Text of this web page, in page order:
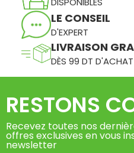
LE CONSEIL
D'EXPERT
LIVRAISON
DÈS 99 DT D'ACHAT
RESTONS
Recevez toutes nos
offres exclusives en vous
newsletter